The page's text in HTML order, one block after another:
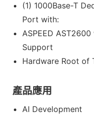
(1) 1000Base-T
Port with:
ASPEED
Support
Hardware Root of
產品應用
AI Development